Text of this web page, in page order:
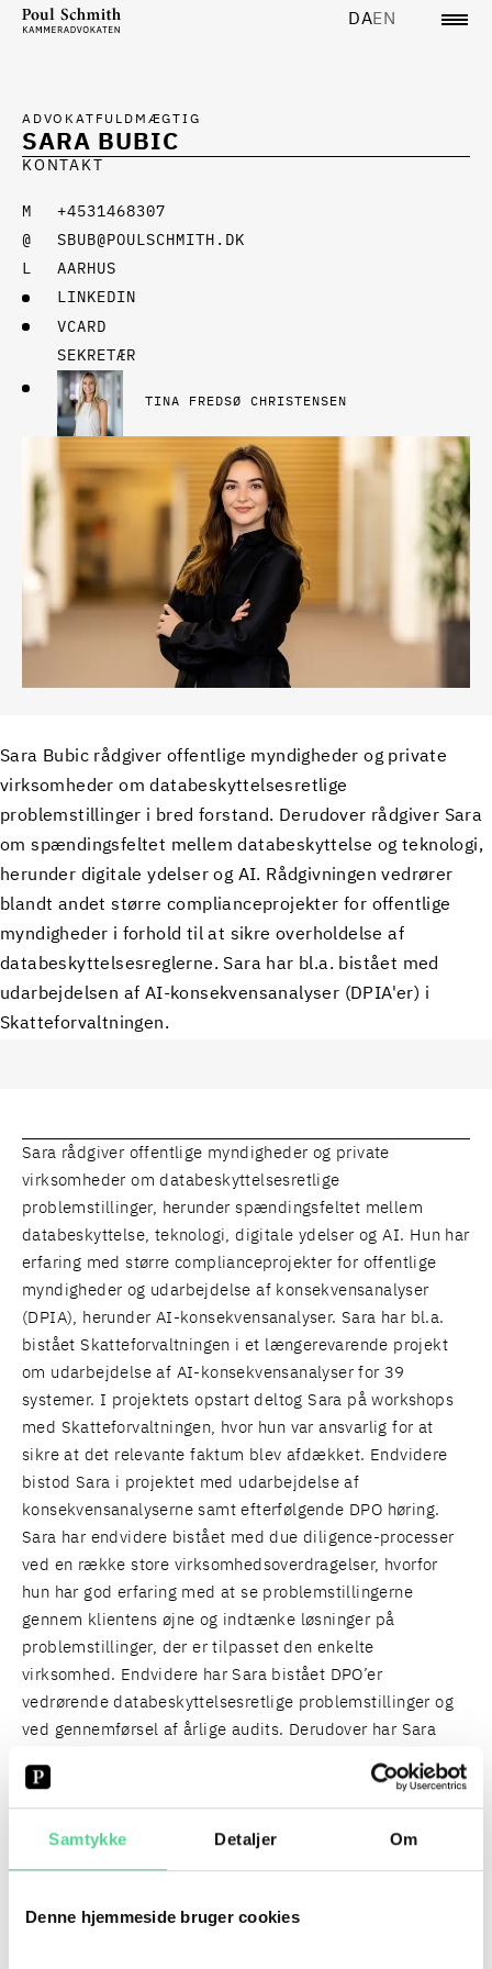
Samtykke Detaljer Om
Denne hjemmeside bruger cookies
DAEN
SARA BUBIC
ADVOKATFULDMÆGTIG
KONTAKT
+4531468307
SBUB@POULSCHMITH.DK
AARHUS
LINKEDIN
VCARD
SEKRETÆR
TINA FREDSØ CHRISTENSEN
Sara Bubic rådgiver offentlige myndigheder og private
virksomheder om databeskyttelsesretlige
problemstillinger i bred forstand. Derudover rådgiver Sara
om spændingsfeltet mellem databeskyttelse og teknologi,
herunder digitale ydelser og AI. Rådgivningen vedrører
blandt andet større complianceprojekter for offentlige
myndigheder i forhold til at sikre overholdelse af
databeskyttelsesreglerne. Sara har bl.a. bistået med
udarbejdelsen af AI-konsekvensanalyser (DPIA'er) i
Skatteforvaltningen.
Sara rådgiver offentlige myndigheder og private
virksomheder om databeskyttelsesretlige
problemstillinger, herunder spændingsfeltet mellem
databeskyttelse, teknologi, digitale ydelser og AI. Hun har
erfaring med større complianceprojekter for offentlige
myndigheder og udarbejdelse af konsekvensanalyser
(DPIA), herunder AI-konsekvensanalyser. Sara har bl.a.
bistået Skatteforvaltningen i et længerevarende projekt
om udarbejdelse af AI-konsekvensanalyser for 39
systemer. I projektets opstart deltog Sara på workshops
med Skatteforvaltningen, hvor hun var ansvarlig for at
sikre at det relevante faktum blev afdækket. Endvidere
bistod Sara i projektet med udarbejdelse af
konsekvensanalyserne samt efterfølgende DPO høring.
Sara har endvidere bistået med due diligence-processer
ved en række store virksomhedsoverdragelser, hvorfor
hun har god erfaring med at se problemstillingerne
gennem klientens øjne og indtænke løsninger på
problemstillinger, der er tilpasset den enkelte
virksomhed. Endvidere har Sara bistået DPO’er
vedrørende databeskyttelsesretlige problemstillinger og
ved gennemførsel af årlige audits. Derudover har Sara
forbindelse med opstart af nye complianceprojekter.
SPECIALER
DATABESKYTTELSESRET (GDPR)